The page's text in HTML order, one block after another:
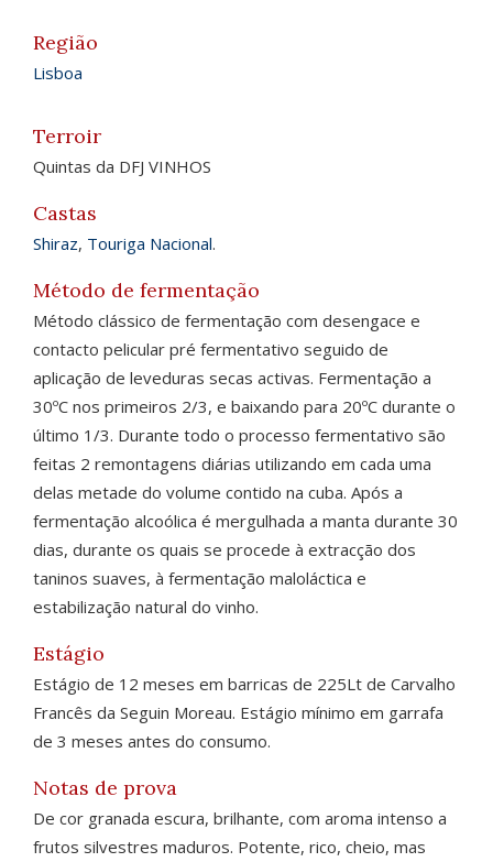
Região
Lisboa
Terroir
Quintas da DFJ VINHOS
Castas
Shiraz, Touriga Nacional.
Método de fermentação
Método clássico de fermentação com desengace e
contacto pelicular pré fermentativo seguido de
aplicação de leveduras secas activas. Fermentação a
30ºC nos primeiros 2/3, e baixando para 20ºC durante o
último 1/3. Durante todo o processo fermentativo são
feitas 2 remontagens diárias utilizando em cada uma
delas metade do volume contido na cuba. Após a
fermentação alcoólica é mergulhada a manta durante 30
dias, durante os quais se procede à extracção dos
taninos suaves, à fermentação maloláctica e
estabilização natural do vinho.
Estágio
Estágio de 12 meses em barricas de 225Lt de Carvalho
Francês da Seguin Moreau. Estágio mínimo em garrafa
de 3 meses antes do consumo.
Notas de prova
De cor granada escura, brilhante, com aroma intenso a
frutos silvestres maduros. Potente, rico, cheio, mas